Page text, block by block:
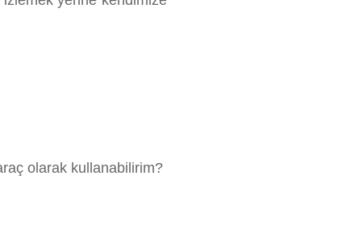
olarak kullanabilirim?